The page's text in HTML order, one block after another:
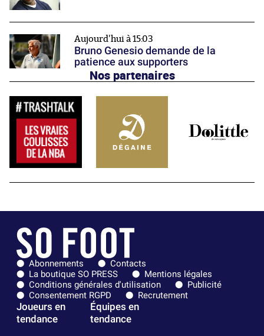
Aujourd'hui à 15:03
Bruno Genesio demande de la
patience aux supporters
Nos partenaires
Abonnements
Contacts
La boutique SO PRESS
Mentions légales
Conditions générales d'utilisation
Publicité
Consentement RGPD
Recrutement
Joueurs en
tendance
Équipes en
tendance